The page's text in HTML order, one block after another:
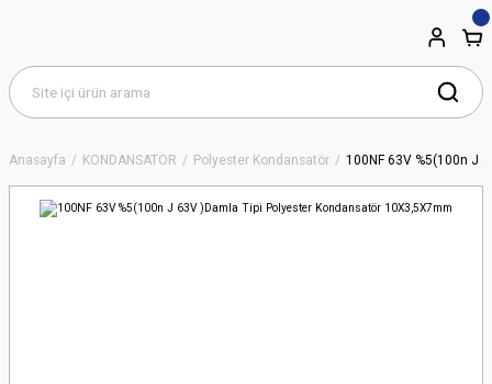
Anasayfa KONDANSATÖR Polyester Kondansatör 100NF 63V %5(100n J